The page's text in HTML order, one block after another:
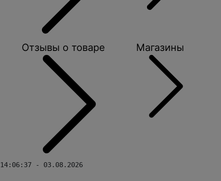
Отзывы о товаре Магазины
14:06:37 - 03.08.2026